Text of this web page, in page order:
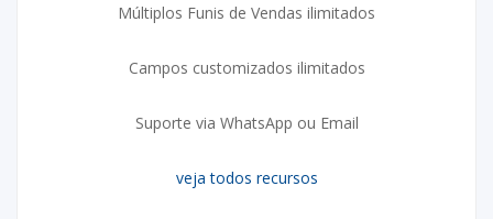
Múltiplos Funis de Vendas ilimitados
Campos customizados ilimitados
Suporte via WhatsApp ou Email
veja todos recursos